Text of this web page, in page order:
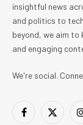
insightful news
and politics to
beyond, we aim to
and engaging
We're social.
Facebook
X